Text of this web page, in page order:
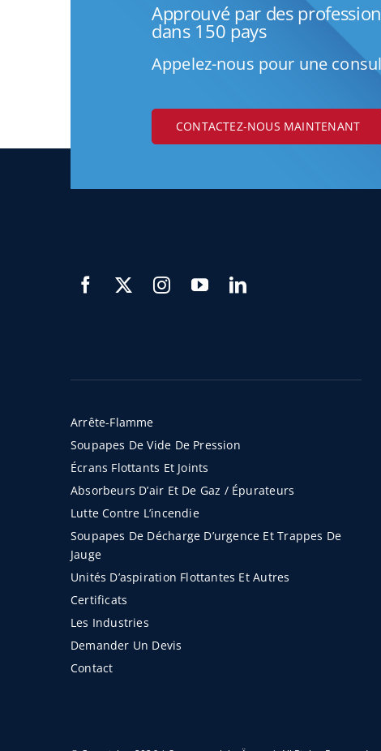
Approuvé par des
dans 150 pays
Appelez-nous pour une
CONTACTEZ-NOUS MAINTENANT
Arrête-Flamme
Soupapes De Vide De Pression
Écrans Flottants Et Joints
Absorbeurs D’air Et De Gaz / Épurateurs
Lutte Contre L’incendie
Soupapes De Décharge D’urgence Et Trappes De
Jauge
Unités D’aspiration Flottantes Et Autres
Certificats
Les Industries
Demander Un Devis
Contact